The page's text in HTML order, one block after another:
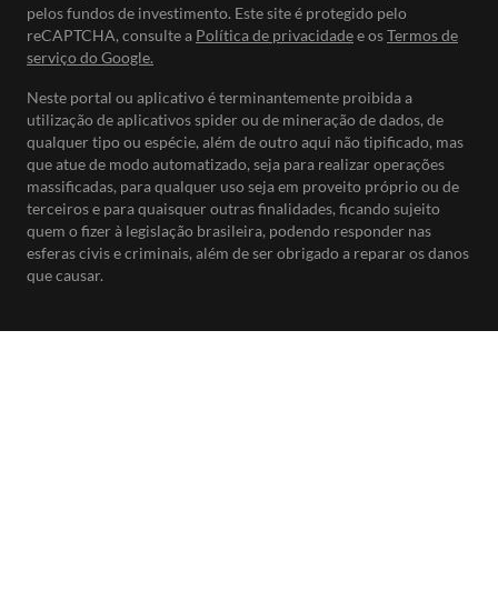
pelos fundos de investimento. Este site é protegido pelo
reCAPTCHA, consulte a Política de privacidadee osTermos de
serviço do Google.
Neste portal ou aplicativo é terminantemente proibida a
utilização de aplicativos spider ou de mineração de dados, de
qualquer tipo ou espécie, além de outro aqui não tipificado, mas
que atue de modo automatizado, seja para realizar operações
massificadas, para qualquer uso seja em proveito próprio ou de
terceiros e para quaisquer outras finalidades, ficando sujeito
quem o fizer à legislação brasileira, podendo responder nas
esferas civis e criminais, além de ser obrigado a reparar os danos
que causar.